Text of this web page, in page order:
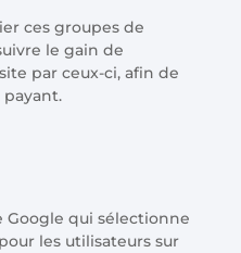
ces groupes de
le gain de
par ceux-ci, afin de
Google qui sélectionne
les utilisateurs sur